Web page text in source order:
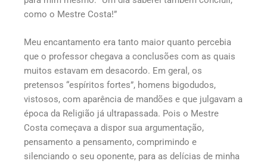
como o Mestre Costa!”
Meu encantamento era tanto maior quanto percebia
que o professor chegava a conclusões com as quais
muitos estavam em desacordo. Em geral, os
pretensos “espíritos fortes”, homens bigodudos,
vistosos, com aparência de mandões e que julgavam a
época da Religião já ultrapassada. Pois o Mestre
Costa começava a dispor sua argumentação,
pensamento a pensamento, comprimindo e
silenciando o seu oponente, para as delícias de minha